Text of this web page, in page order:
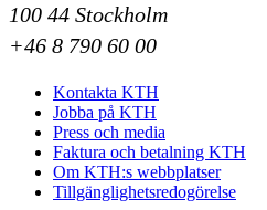
100 44 Stockholm
+46 8 790 60 00
Kontakta KTH
Jobba på KTH
Press och media
Faktura och betalning KTH
Om KTH:s webbplatser
Tillgänglighetsredogörelse